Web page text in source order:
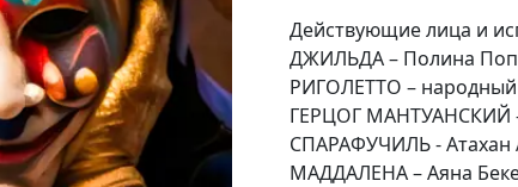
Действующие лица и
ДЖИЛЬДА – Полина
РИГОЛЕТТО – народный
ГЕРЦОГ МАНТУАНСКИЙ
СПАРАФУЧИЛЬ - Атахан
МАДДАЛЕНА – Аяна